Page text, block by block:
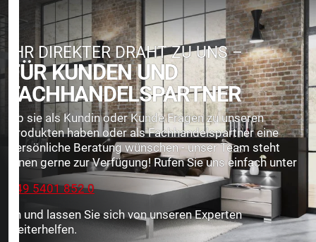
IHR DIREKTER DRAHT ZU UNS –
FÜR KUNDEN UND
FACHHANDELS­PARTNER
Ob sie als Kundin oder Kunde Fragen zu unseren
Produkten haben oder als Fachhandelspartner eine
persönliche Beratung wünschen - unser Team steht
Ihnen gerne zur Verfügung! Rufen Sie uns einfach unter
+49 5401 852 0
an und lassen Sie sich von unseren Experten
weiterhelfen.